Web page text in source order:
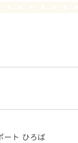
ート ひろば